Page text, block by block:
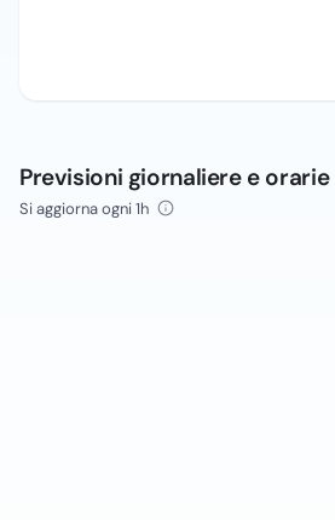
Previsioni giornaliere e orarie
Si aggiorna ogni 1h